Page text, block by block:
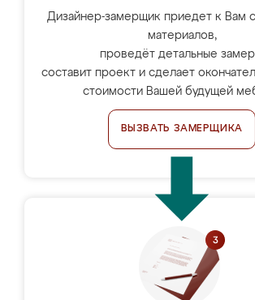
Дизайнер-замерщик приедет к Вам
материалов,
проведёт детальные
составит проект и сделает
стоимости Вашей будущей
ВЫЗВАТЬ ЗАМЕРЩИКА